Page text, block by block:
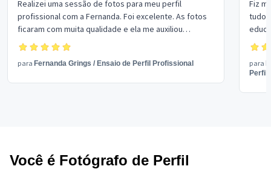
Realizei uma sessão de fotos para meu perfil
profissional com a Fernanda. Foi excelente. As fotos
ficaram com muita qualidade e ela me auxiliou
bastante durante a sessão. Foi um investimento
super acertado. Nota 10.
para Fernanda Grings / Ensaio de Perfil Profissional
Fiz
tudo
e a
boa.
para
Perfil
Você é Fotógrafo de Perfil